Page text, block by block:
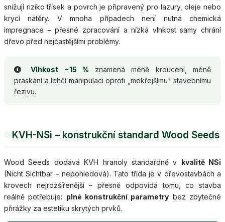
snižují riziko třísek a povrch je připravený pro lazury, oleje nebo
krycí nátěry. V mnoha případech není nutná chemická
impregnace – přesné zpracování a nízká vlhkost samy chrání
dřevo před nejčastějšími problémy.
Vlhkost ~15 % znamená méně kroucení, méně
praskání a lehčí manipulaci oproti „mokřejšímu" stavebnímu
řezivu.
04KVH-NSi – konstrukční standard Wood Seeds
Wood Seeds dodává KVH hranoly standardně v kvalitě NSi
(Nicht Sichtbar – nepohledová). Tato třída je v dřevostavbách a
krovech nejrozšířenější – přesně odpovídá tomu, co stavba
reálně potřebuje: plné konstrukční parametry bez zbytečné
přirážky za estetiku skrytých prvků.